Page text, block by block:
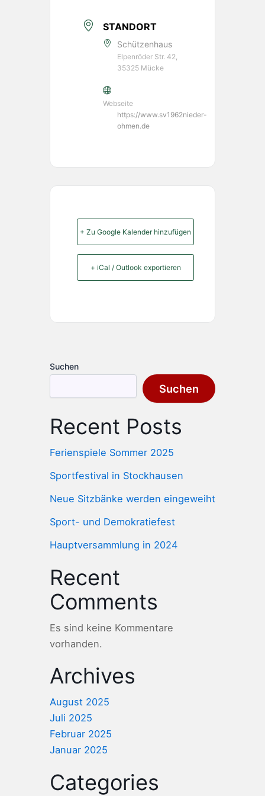
STANDORT
Schützenhaus
Elpenröder Str. 42,
35325 Mücke
Webseite
https://www.sv1962nieder-
ohmen.de
+ Zu Google Kalender hinzufügen
+ iCal / Outlook exportieren
Suchen
Suchen
Recent Posts
Ferienspiele Sommer 2025
Sportfestival in Stockhausen
Neue Sitzbänke werden eingeweiht
Sport- und Demokratiefest
Hauptversammlung in 2024
Recent
Comments
Es sind keine Kommentare
vorhanden.
Archives
August 2025
Juli 2025
Februar 2025
Januar 2025
Categories